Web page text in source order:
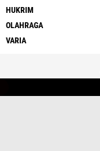
HUKRIM
OLAHRAGA
VARIA